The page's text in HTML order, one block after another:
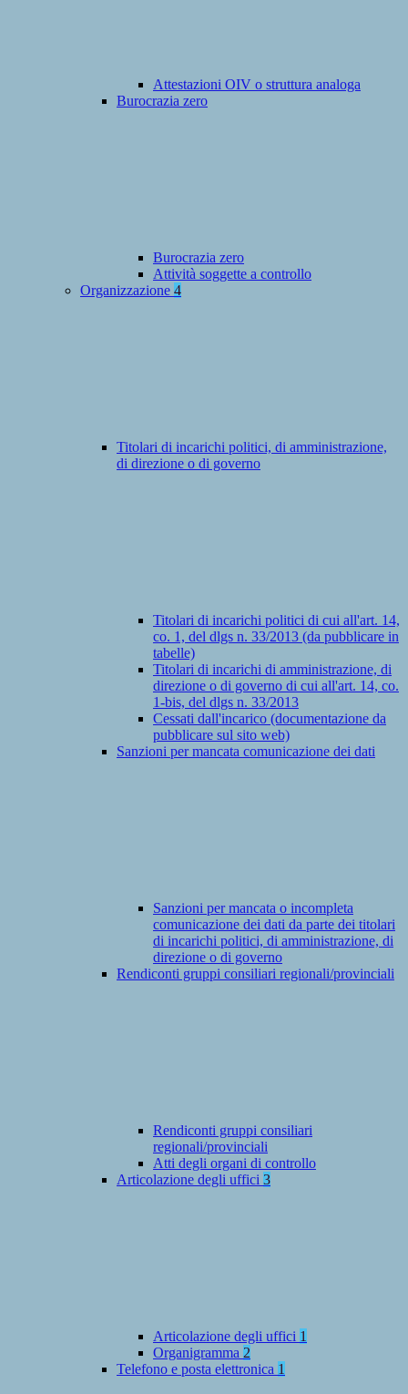
Attestazioni OIV o struttura analoga
Burocrazia zero
Burocrazia zero
Attività soggette a controllo
Organizzazione 4
Titolari di incarichi politici, di amministrazione,
di direzione o di governo
Titolari di incarichi politici di cui all'art. 14,
co. 1, del dlgs n. 33/2013 (da pubblicare in
tabelle)
Titolari di incarichi di amministrazione, di
direzione o di governo di cui all'art. 14, co.
1-bis, del dlgs n. 33/2013
Cessati dall'incarico (documentazione da
pubblicare sul sito web)
Sanzioni per mancata comunicazione dei dati
Sanzioni per mancata o incompleta
comunicazione dei dati da parte dei titolari
di incarichi politici, di amministrazione, di
direzione o di governo
Rendiconti gruppi consiliari regionali/provinciali
Rendiconti gruppi consiliari
regionali/provinciali
Atti degli organi di controllo
Articolazione degli uffici 3
Articolazione degli uffici 1
Organigramma 2
Telefono e posta elettronica 1